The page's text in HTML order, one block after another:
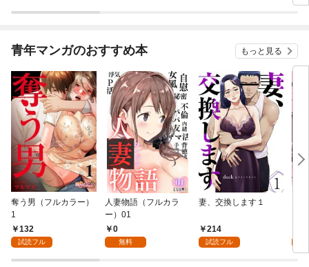
青年マンガのおすすめ本 もっと見る
奪う男（フルカラー）
1
132
試読フル
人妻物語（フルカラ
ー）01
0
無料
妻、交換します１
214
試読フル
な